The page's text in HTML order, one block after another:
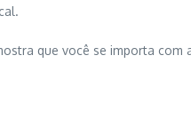
que você se importa com